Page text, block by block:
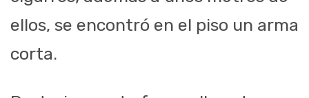
ellos, se encontró en el piso un arma
corta.